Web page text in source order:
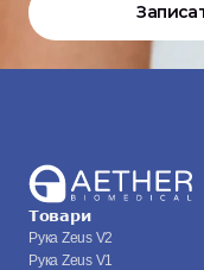
Товари
Рука Zeus V2
Рука Zeus V1